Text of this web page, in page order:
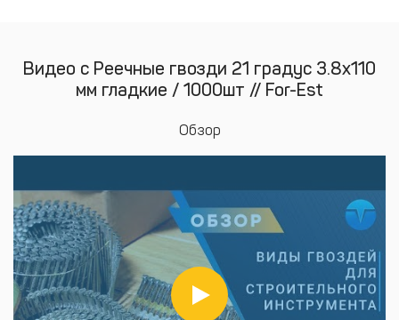
Видео с Реечные гвозди 21 градус 3.8x110
мм гладкие / 1000шт // For-Est
Обзор